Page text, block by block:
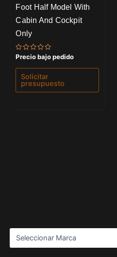
Foot Half Model With
Cabin And Cockpit
Only
Valorado
0
de
Precio bajo pedido
Solicitar
presupuesto